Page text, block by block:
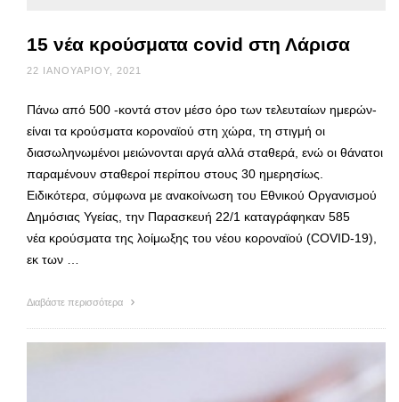
15 νέα κρούσματα covid στη Λάρισα
22 ΙΑΝΟΥΑΡΊΟΥ, 2021
Πάνω από 500 -κοντά στον μέσο όρο των τελευταίων ημερών-
είναι τα κρούσματα κοροναϊού στη χώρα, τη στιγμή οι
διασωληνωμένοι μειώνονται αργά αλλά σταθερά, ενώ οι θάνατοι
παραμένουν σταθεροί περίπου στους 30 ημερησίως.
Ειδικότερα, σύμφωνα με ανακοίνωση του Εθνικού Οργανισμού
Δημόσιας Υγείας, την Παρασκευή 22/1 καταγράφηκαν 585
νέα κρούσματα της λοίμωξης του νέου κοροναϊού (COVID-19),
εκ των …
Διαβάστε περισσότερα